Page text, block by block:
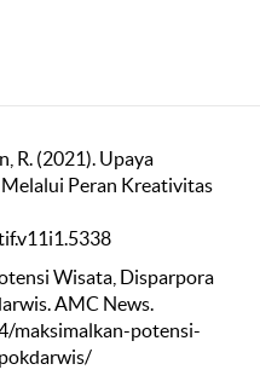
R. (2021). Upaya
Peran Kreativitas
Wisata, Disparpora
AMC News.
maksimalkan-potensi-